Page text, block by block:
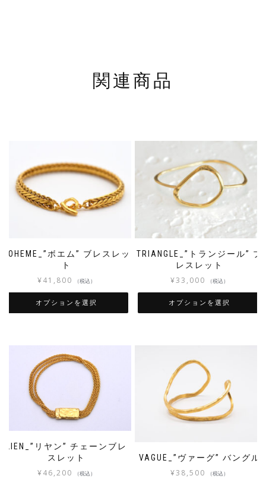
関連商品
BOHEME_”ボエム” ブレスレッ
ト
¥41,800 （税込）
オプションを選択
TRIANGLE_”トランジール” ブ
レスレット
¥33,000 （税込）
オプションを選択
LIEN_”リヤン” チェーンブレ
スレット
¥46,200 （税込）
VAGUE_”ヴァーグ” バングル
¥38,500 （税込）